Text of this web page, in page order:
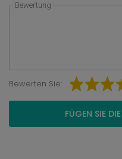
Bewertung
Bewerten Sie:
FÜGEN SIE